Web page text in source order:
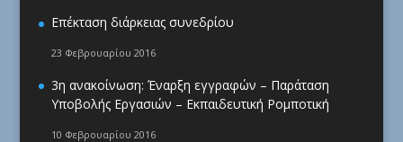
Επέκταση διάρκειας συνεδρίου
23 Φεβρουαρίου 2016
3η ανακοίνωση: Έναρξη εγγραφών – Παράταση
Υποβολής Εργασιών – Εκπαιδευτική Ρομποτική
10 Φεβρουαρίου 2016